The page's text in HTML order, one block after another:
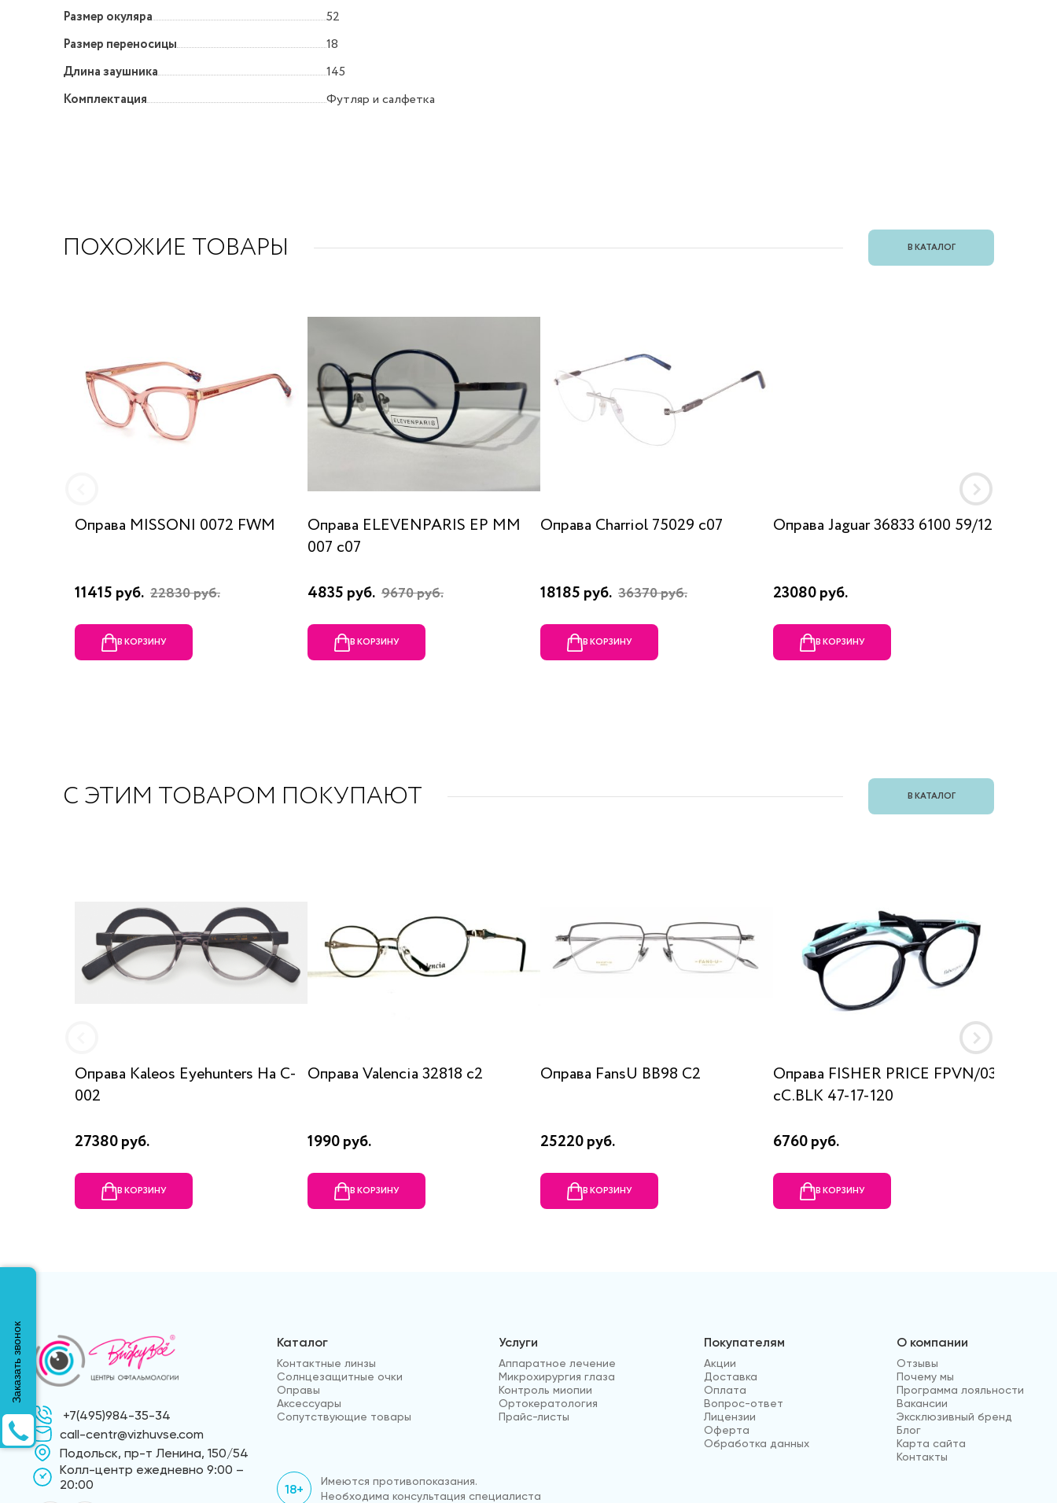
Размер окуляра
52
Размер переносицы
18
Длина заушника
145
Комплектация
Футляр и салфетка
ПОХОЖИЕ ТОВАРЫ В КАТАЛОГ
Оправа MISSONI 0072 FWM
11415 руб. 22830 руб.
В КОРЗИНУ
Оправа ELEVENPARIS EP MM
007 c07
4835 руб. 9670 руб.
В КОРЗИНУ
Оправа Charriol 75029 c07
18185 руб. 36370 руб.
В КОРЗИНУ
Оправа Jaguar 36833 6100 59/12
23080 руб.
В КОРЗИНУ
С ЭТИМ ТОВАРОМ ПОКУПАЮТ В КАТАЛОГ
Оправа Kaleos Eyehunters Ha C-
002
27380 руб.
В КОРЗИНУ
Оправа Valencia 32818 c2
1990 руб.
В КОРЗИНУ
Оправа FansU BB98 C2
25220 руб.
В КОРЗИНУ
Оправа FISHER PRICE FPVN/034
сC.BLK 47-17-120
6760 руб.
В КОРЗИНУ
+7(495)984-35-34
call-centr@vizhuvse.com
Подольск, пр-т Ленина, 150/54
Kолл-центр ежедневно 9:00 –
20:00
Каталог
Контактные линзы
Солнцезащитные очки
Оправы
Аксессуары
Сопутствующие товары
Услуги
Аппаратное лечение
Микрохирургия глаза
Контроль миопии
Ортокератология
Прайс-листы
Покупателям
Акции
Доставка
Оплата
Вопрос-ответ
Лицензии
Оферта
Обработка данных
О компании
Отзывы
Почему мы
Программа лояльности
Вакансии
Эксклюзивный бренд
Блог
Карта сайта
Контакты
18+
Имеются противопоказания.
Необходима консультация специалиста
Заказать звонок